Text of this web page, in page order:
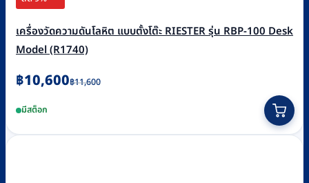
เครื่องวัดความดันโลหิต แบบตั้งโต๊ะ RIESTER รุ่น RBP-100 Desk
Model (R1740)
฿11,600
Original
was:
฿11,600.
฿10,600
Current
is:
฿10,600.
มีสต็อก